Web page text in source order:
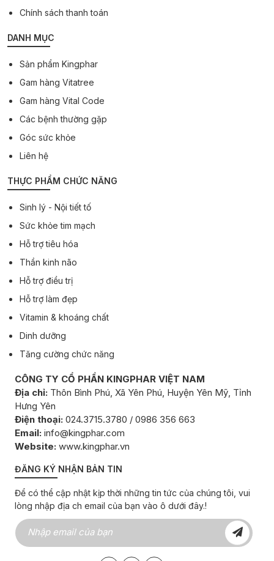
Chính sách thanh toán
DANH MỤC
Sản phẩm Kingphar
Gam hàng Vitatree
Gam hàng Vital Code
Các bệnh thường gặp
Góc sức khỏe
Liên hệ
THỰC PHẨM CHỨC NĂNG
Sinh lý - Nội tiết tố
Sức khỏe tim mạch
Hỗ trợ tiêu hóa
Thần kinh não
Hỗ trợ điều trị
Hỗ trợ làm đẹp
Vitamin & khoáng chất
Dinh dưỡng
Tăng cường chức năng
CÔNG TY CỔ PHẦN KINGPHAR VIỆT NAM
Địa chỉ: Thôn Bình Phú, Xã Yên Phú, Huyện Yên Mỹ, Tỉnh
Hưng Yên
Điện thoại: 024.3715.3780 / 0986 356 663
Email: info@kingphar.com
Website: www.kingphar.vn
ĐĂNG KÝ NHẬN BẢN TIN
Để có thể cập nhật kịp thời những tin tức của chúng tôi, vui
lòng nhập địa ch email của bạn vào ô dưới đây.!